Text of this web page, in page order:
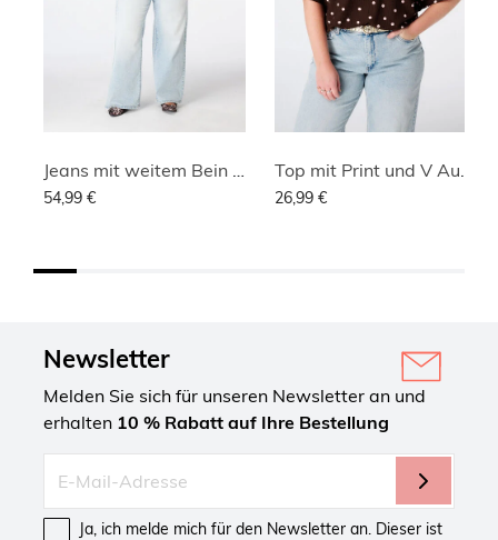
54,99 € 26,99 €
Newsletter
Melden Sie sich für unseren Newsletter an und
erhalten 10 % Rabatt auf Ihre Bestellung
Ja, ich melde mich für den Newsletter an. Dieser ist